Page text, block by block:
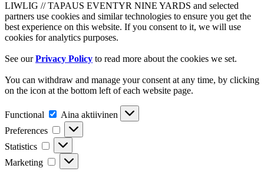
LIWLIG // TAPAUS EVENTYR NINE YARDS and selected
partners use cookies and similar technologies to ensure you get the
best experience on this website. If you consent to it, we will use
cookies for analytics purposes.
See ourPrivacy Policy to read more about the cookies we set.
You can withdraw and manage your consent at any time, by clicking
on the icon at the bottom left of each website page.
Functional Functional
Aina aktiivinen
Preferences
Preferences
Statistics Statistics
Marketing Marketing